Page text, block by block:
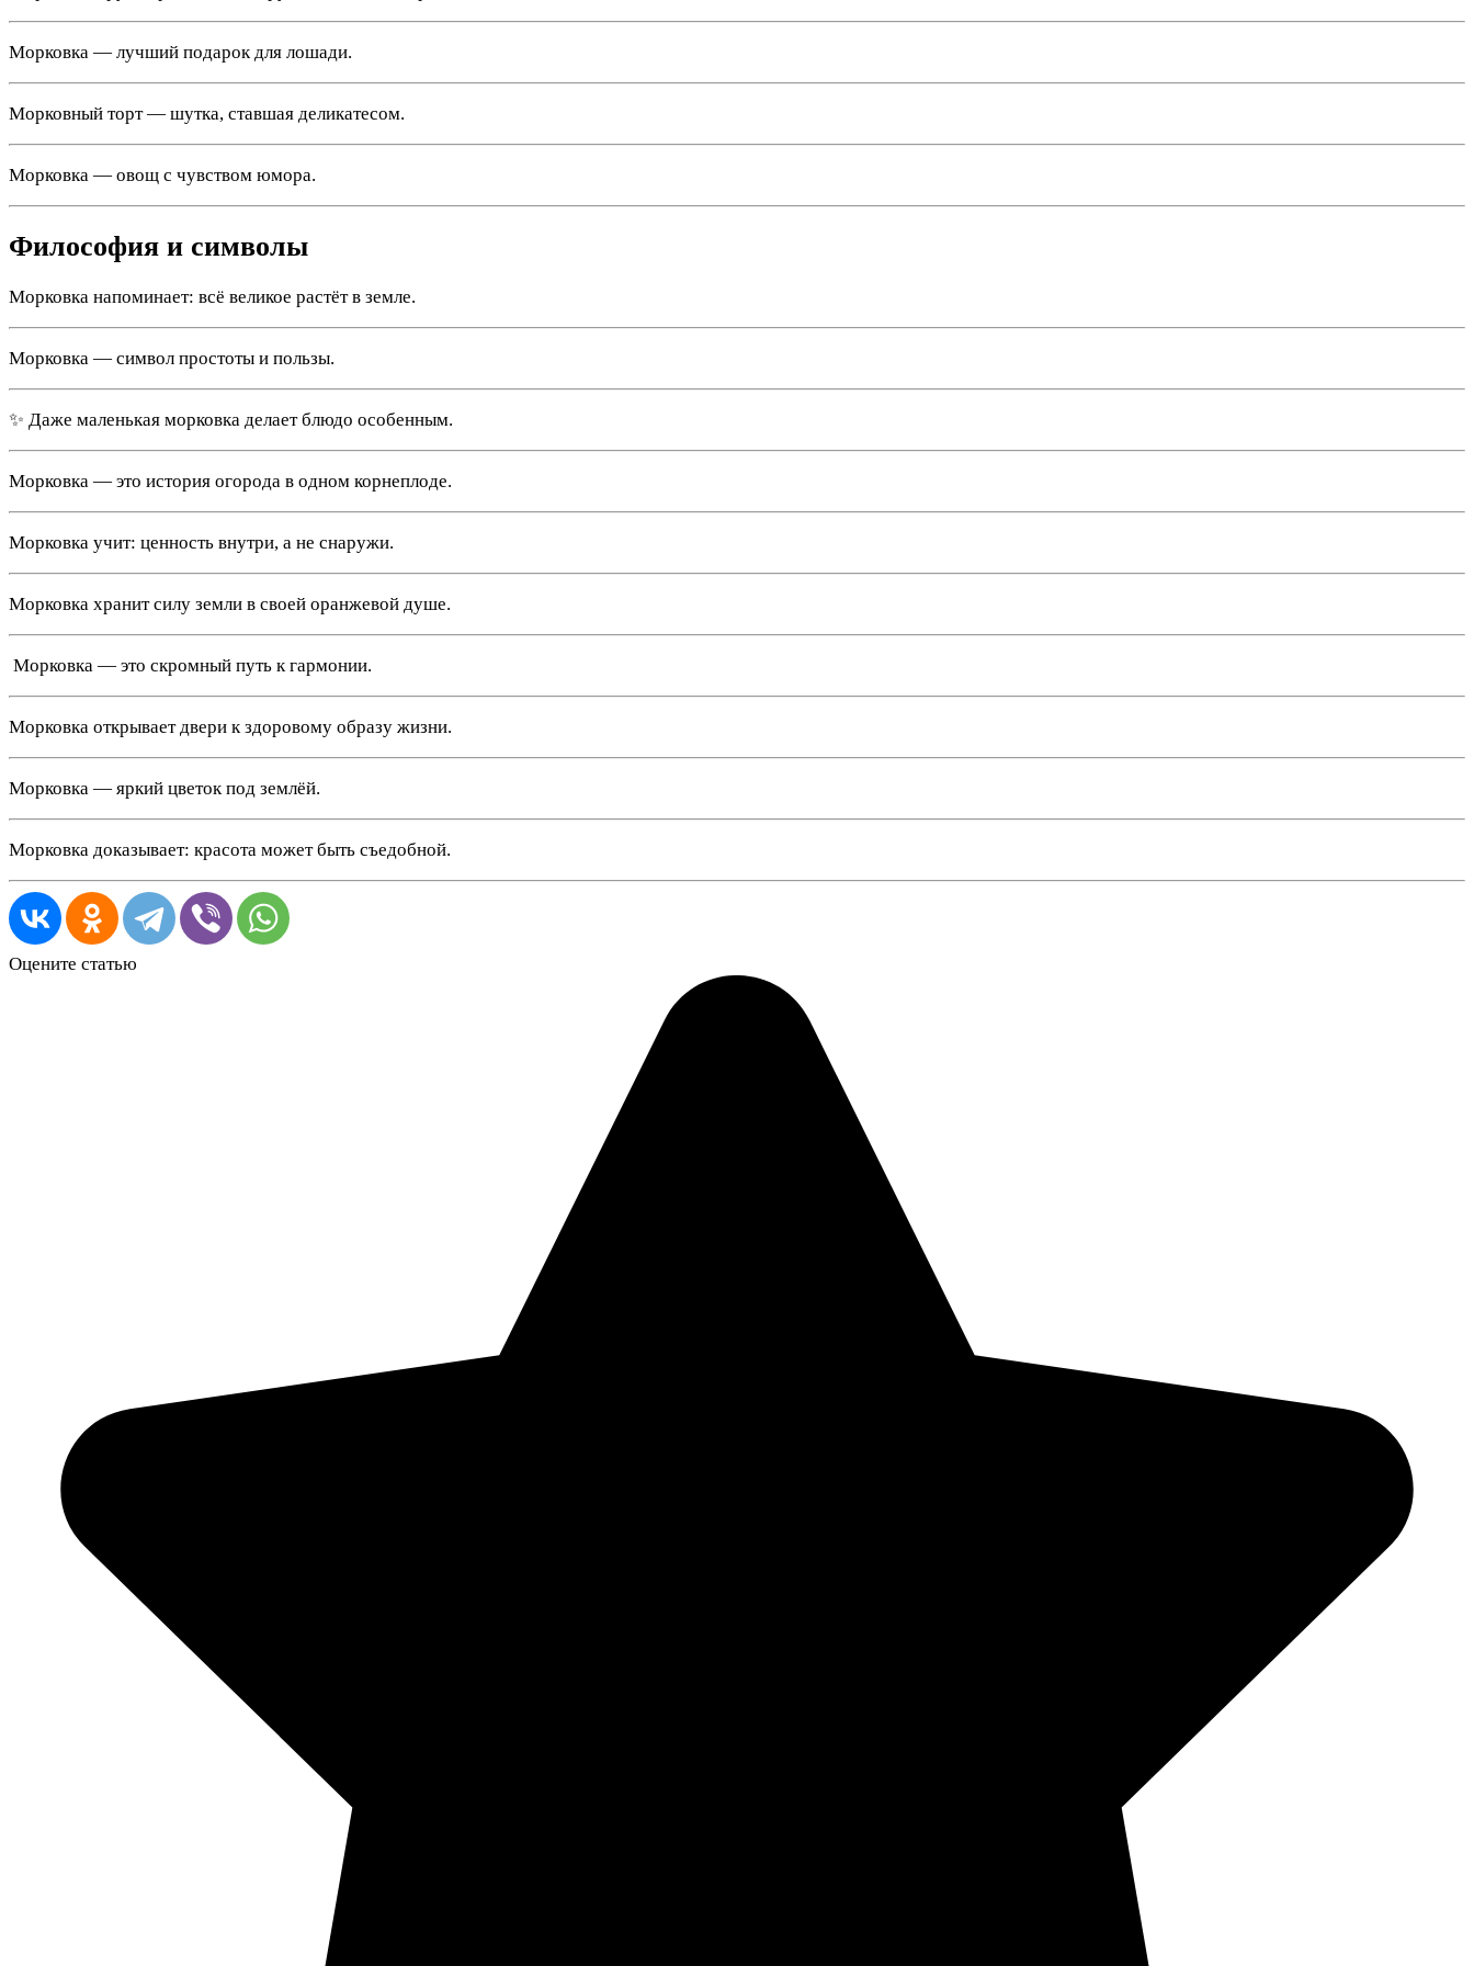
Морковка — лучший подарок для лошади.
Морковный торт — шутка, ставшая деликатесом.
Морковка — овощ с чувством юмора.
Философия и символы
Морковка напоминает: всё великое растёт в земле.
Морковка — символ простоты и пользы.
✨ Даже маленькая морковка делает блюдо особенным.
Морковка — это история огорода в одном корнеплоде.
Морковка учит: ценность внутри, а не снаружи.
Морковка хранит силу земли в своей оранжевой душе.
️ Морковка — это скромный путь к гармонии.
Морковка открывает двери к здоровому образу жизни.
Морковка — яркий цветок под землёй.
Морковка доказывает: красота может быть съедобной.
Оцените статью